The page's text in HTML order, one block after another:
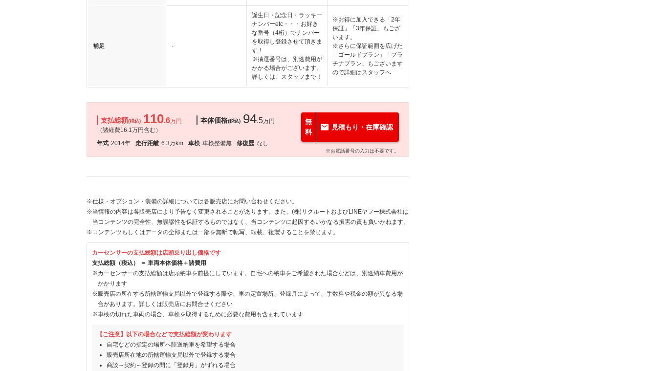
補足 -
誕生日・記念日・ラッキー
ナンバーetc・・・お好き
な番号（4桁）でナンバー
を取得し登録させて頂きま
す！
※抽選番号は、別途費用が
かかる場合がございます。
詳しくは、スタッフまで！
※お得に加入できる「2年
保証」「3年保証」もござ
います。
※さらに保証範囲を広げた
「ゴールドプラン」「プラ
チナプラン」もございます
ので詳細はスタッフへ
支払総額(税込) 110.6万円
（諸経費16.1万円含む）
本体価格(税込) 94.5万円
年式 2014年 走行距離 6.3万km 車検 車検整備無 修復歴 なし
無
料
見積もり・在庫確認
※お電話番号の入力は不要です。
※仕様・オプション・装備の詳細については各販売店にお問い合わせください。
※当情報の内容は各販売店により予告なく変更されることがあります。また、(株)リクルートおよびLINEヤフー株式会社は
当コンテンツの完全性、無誤謬性を保証するものではなく、当コンテンツに起因するいかなる損害の責も負いかねます。
※コンテンツもしくはデータの全部または一部を無断で転写、転載、複製することを禁じます。
カーセンサーの支払総額は店頭乗り出し価格です
支払総額（税込） ＝ 車両本体価格＋諸費用
※カーセンサーの支払総額は店頭納車を前提にしています。自宅への納車をご希望された場合などは、別途納車費用が
かかります
※販売店の所在する所轄運輸支局以外で登録する際や、車の定置場所、登録月によって、手数料や税金の額が異なる場
合があります。詳しくは販売店にお問合せください
※車検の切れた車両の場合、車検を取得するために必要な費用も含まれています
【ご注意】以下の場合などで支払総額が変わります
自宅などの指定の場所へ陸送納車を希望する場合
販売店所在地の所轄運輸支局以外で登録する場合
商談～契約～登録の間に「登録月」がずれる場合